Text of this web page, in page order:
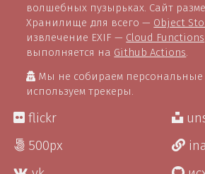
волшебных пузырьках. Сайт
Хранилище для всего — Object
извлечение EXIF — Cloud Functions
выполняется на Github Actions
Мы не собираем
используем трекеры.
flickr
500px